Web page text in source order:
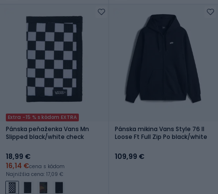
Extra -15 % s kódom EXTRA
Pánska peňaženka Vans Mn
Slipped black/white check
18,99 €
16,14 €cena s kódom
Najnižšia cena: 17,09 €
Pánska mikina Vans Style 76 II
Loose Ft Full Zip Po black/white
109,99 €